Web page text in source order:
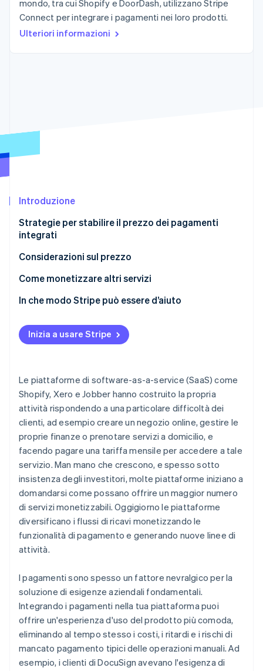
Scopri cosa ti aspetta
Prevenzione delle frodi
Atlas
Scopri come Stripe sta costruendo l'infrastruttura
Ecosistema
Partner
mondo, tra cui Shopify e DoorDash, utilizzano Stripe
Connect per integrare i pagamenti nei loro prodotti.
Ulteriori informazioni
Introduzione
Strategie per stabilire il prezzo dei pagamenti
integrati
Considerazioni sul prezzo
Come monetizzare altri servizi
In che modo Stripe può essere d’aiuto
Inizia a usare Stripe
Le piattaforme di software-as-a-service (SaaS) come
Shopify, Xero e Jobber hanno costruito la propria
attività rispondendo a una particolare difficoltà dei
clienti, ad esempio creare un negozio online, gestire le
proprie finanze o prenotare servizi a domicilio, e
facendo pagare una tariffa mensile per accedere a tale
servizio. Man mano che crescono, e spesso sotto
insistenza degli investitori, molte piattaforme iniziano a
domandarsi come possano offrire un maggior numero
di servizi monetizzabili. Oggigiorno le piattaforme
diversificano i flussi di ricavi monetizzando le
funzionalità di pagamento e generando nuove linee di
attività.
I pagamenti sono spesso un fattore nevralgico per la
soluzione di esigenze aziendali fondamentali.
Integrando i pagamenti nella tua piattaforma puoi
offrire un'esperienza d'uso del prodotto più comoda,
eliminando al tempo stesso i costi, i ritardi e i rischi di
mancato pagamento tipici delle operazioni manuali. Ad
esempio, i clienti di DocuSign avevano l'esigenza di